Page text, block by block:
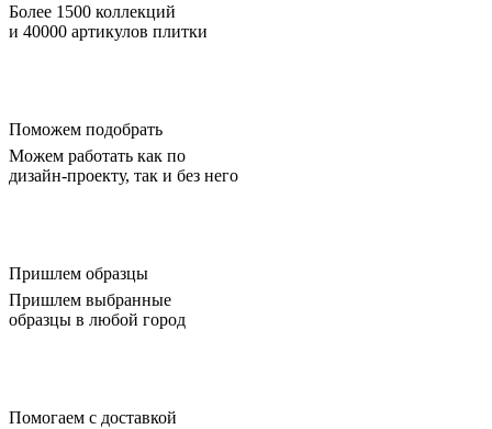
Более 1500 коллекций
и 40000 артикулов плитки
Поможем подобрать
Можем работать как по
дизайн-проекту, так и без него
Пришлем образцы
Пришлем выбранные
образцы в любой город
Помогаем с доставкой